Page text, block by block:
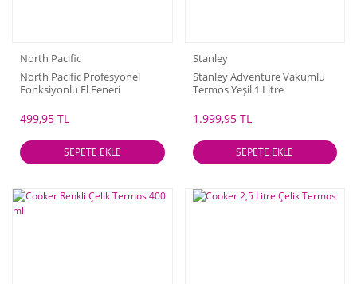
North Pacific
North Pacific Profesyonel
Fonksiyonlu El Feneri
499,95 TL
SEPETE EKLE
Stanley
Stanley Adventure Vakumlu
Termos Yeşil 1 Litre
1.999,95 TL
SEPETE EKLE